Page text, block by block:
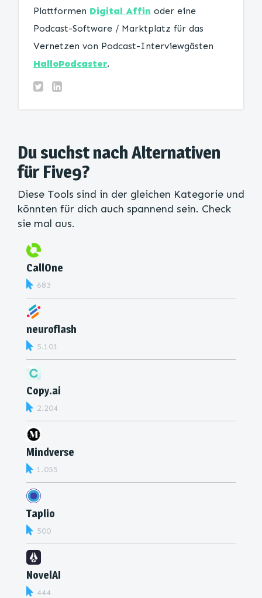
Plattformen Digital Affin oder eine
Podcast-Software / Marktplatz für das
Vernetzen von Podcast-Interviewgästen
HalloPodcaster.
Du suchst nach Alternativen
für Five9?
Diese Tools sind in der gleichen Kategorie und
könnten für dich auch spannend sein. Check
sie mal aus.
CallOne
683
neuroflash
5.101
Copy.ai
2.204
Mindverse
1.055
Taplio
500
NovelAI
444